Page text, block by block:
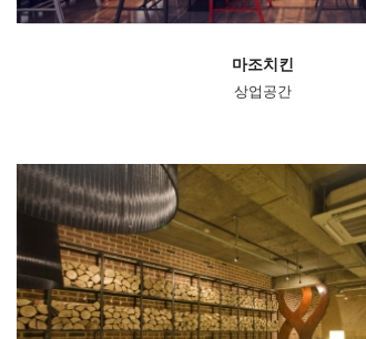
마조치킨
상업공간